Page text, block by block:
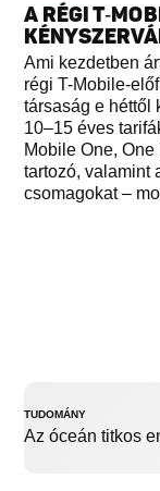
A RÉGI
Ami kezdetben
régi T-Mobile-
társaság e héttől
10–15 éves
Mobile One,
tartozó, valamint
csomagokat –
TUDOMÁNY
Az óceán titkos